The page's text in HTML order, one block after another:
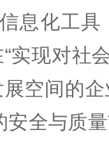
息化工具
实现对社
空间的
安全与质